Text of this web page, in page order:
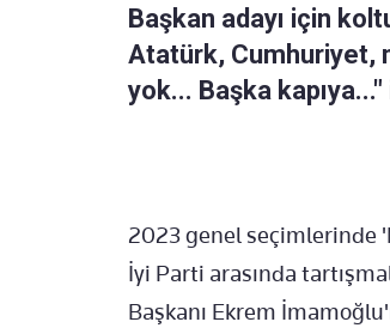
Başkan adayı için
Atatürk, Cumhuriyet,
yok... Başka
2023 genel seçimlerinde
İyi Parti arasında
Başkanı Ekrem